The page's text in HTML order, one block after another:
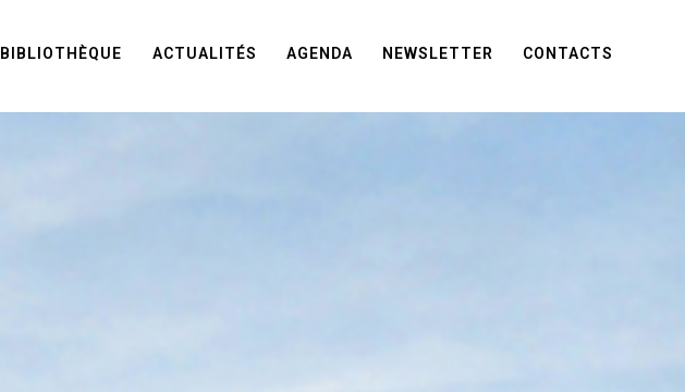
BIBLIOTHÈQUE ACTUALITÉS AGENDA NEWSLETTER CONTACTS